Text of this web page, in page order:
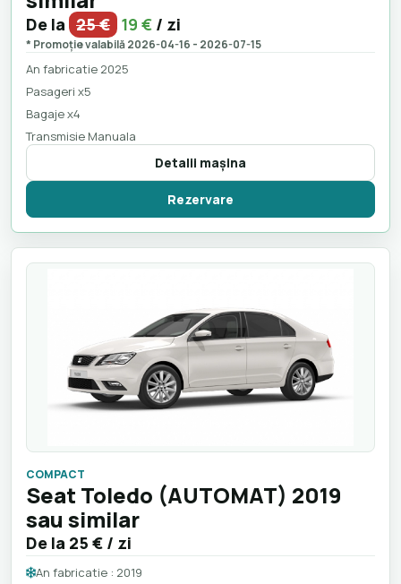
De la 25 € 19 € / zi
* Promoție valabilă 2026-04-16 - 2026-07-15
An fabricatie 2025
Pasageri x5
Bagaje x4
Transmisie Manuala
Detalii maşina
Rezervare
COMPACT
Seat Toledo (AUTOMAT) 2019
sau similar
De la 25 € / zi
An fabricatie : 2019